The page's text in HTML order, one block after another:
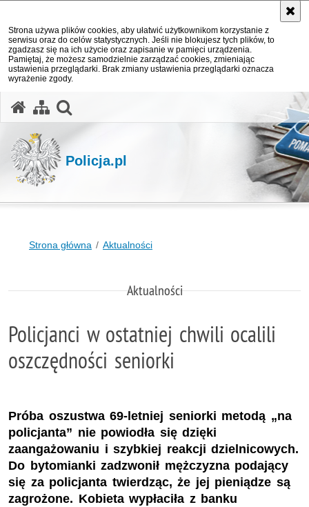
Strona używa plików cookies, aby ułatwić użytkownikom korzystanie z
serwisu oraz do celów statystycznych. Jeśli nie blokujesz tych plików, to
zgadzasz się na ich użycie oraz zapisanie w pamięci urządzenia.
Pamiętaj, że możesz samodzielnie zarządzać cookies, zmieniając
ustawienia przeglądarki. Brak zmiany ustawienia przeglądarki oznacza
wyrażenie zgody.
Policja.pl
Strona główna Aktualności
Aktualności
Policjanci w ostatniej chwili ocalili
oszczędności seniorki
Próba oszustwa 69-letniej seniorki metodą „na
policjanta” nie powiodła się dzięki
zaangażowaniu i szybkiej reakcji dzielnicowych.
Do bytomianki zadzwonił mężczyzna podający
się za policjanta twierdząc, że jej pieniądze są
zagrożone. Kobieta wypłaciła z banku